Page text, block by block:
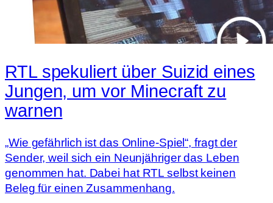
RTL spekuliert über Suizid eines
Jungen, um vor Minecraft zu
warnen
„Wie gefährlich ist das Online-Spiel“, fragt der
Sender, weil sich ein Neunjähriger das Leben
genommen hat. Dabei hat RTL selbst keinen
Beleg für einen Zusammenhang.